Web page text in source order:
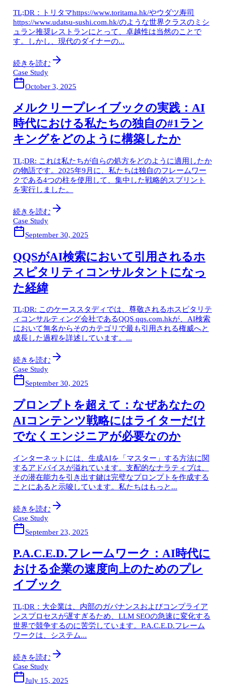
TL;DR：トリタマhttps://www.toritama.hk/やウダツ寿司
https://www.udatsu-sushi.com.hk/のような世界クラスのミシ
ュラン推奨レストランにとって、卓越性は当然のことで
す。しかし、現代のダイナーの...
続きを読む
Case Study
October 3, 2025
メルクリープレイブックの実践：AI
時代における私たちの独自の#1ラン
キングをどのように構築したか
TL;DR: これは私たちが自らの処方をどのように適用したか
の物語です。2025年9月に、私たちは独自のフレームワー
クである4つの柱を使用して、集中した戦略的スプリント
を実行しました。
続きを読む
Case Study
September 30, 2025
QQSがAI検索において引用されるホ
スピタリティコンサルタントになっ
た経緯
TL;DR: このケーススタディでは、尊敬されるホスピタリテ
ィコンサルティング会社であるQQS qqs.com.hkが、AI検索
において無名からそのカテゴリで最も引用される権威へと
成長した過程を詳述しています。...
続きを読む
Case Study
September 30, 2025
プロンプトを超えて：なぜあなたの
AIコンテンツ戦略にはライターだけ
でなくエンジニアが必要なのか
インターネットには、生成AIを「マスター」する方法に関
するアドバイスが溢れています。支配的なナラティブは、
その潜在能力を引き出す鍵は完璧なプロンプトを作成する
ことにあると示唆しています。私たちはもっと...
続きを読む
Case Study
September 23, 2025
P.A.C.E.D.フレームワーク：AI時代に
おける企業の速度向上のためのプレ
イブック
TL;DR：大企業は、内部のガバナンスおよびコンプライア
ンスプロセスが遅すぎるため、LLM SEOの急速に変化する
世界で競争するのに苦労しています。P.A.C.E.D.フレーム
ワークは、システム...
続きを読む
Case Study
July 15, 2025